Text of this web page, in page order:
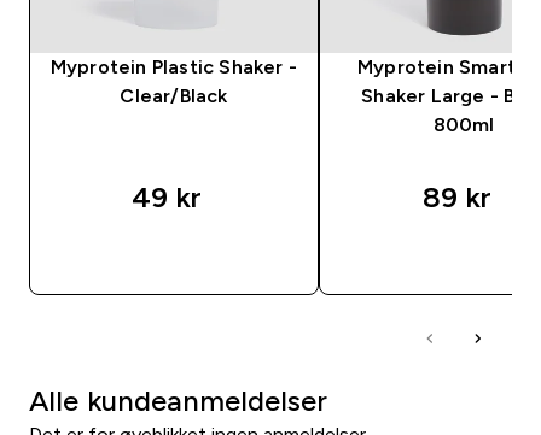
Myprotein Plastic Shaker -
Clear/Black
49 kr‎
Myprotein
Shaker Large -
800ml
89 kr‎
Alle kundeanmeldelser